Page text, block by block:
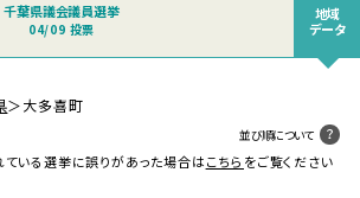
千葉県議会議員選挙
04/09 投票
地域
データ
＞大多喜町
並び順について
いる選挙に誤りがあった場合はこちら をご覧ください